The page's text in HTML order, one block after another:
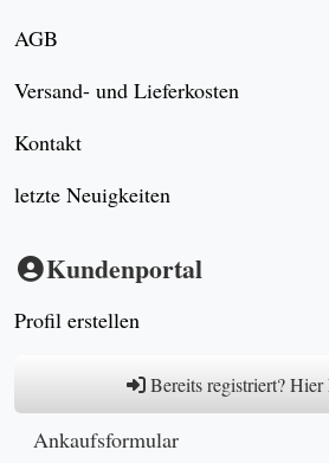
AGB
Versand- und Lieferkosten
Kontakt
letzte Neuigkeiten
Kundenportal
Profil erstellen
Bereits registriert? Hier
Ankaufsformular